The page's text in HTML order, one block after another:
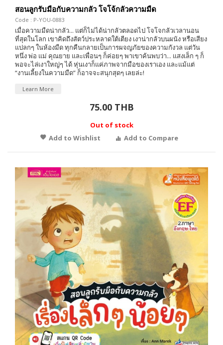
สอนลูกรับมือกับความกลัว โจโจ้กลัวความมืด
Code : P-YOU-0883
เมื่อความมืดน่ากลัว... แต่ก็ไม่ได้น่ากลัวตลอดไป โจโจกลัวเวลานอน
ที่สุดในโลก เขาคิดถึงสัตว์ประหลาดใต้เตียง เงาน่ากลัวบนผนัง หรือเสียง
แปลกๆ ในห้องมืด ทุกคืนกลายเป็นการผจญภัยของความกังวล แต่วัน
หนึ่ง พ่อ แม่ คุณยาย และเพื่อนๆ ก็ค่อยๆ พาเขาค้นพบว่า... แสงเล็ก ๆ ก็
พอจะไล่เงาใหญ่ๆ ได้ หุ่นเงาก็แค่ภาพจากมือของเราเอง และแม้แต่
“งานเลี้ยงในความมืด” ก็อาจจะสนุกสุดๆ เลยล่ะ!
Learn More
75.00 THB
Out of stock
Add to Wishlist
Add to Compare